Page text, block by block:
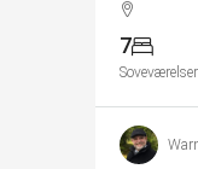
7
Soveværelser